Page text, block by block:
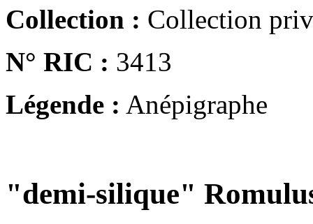
Collection : Collection
N° RIC : 3413
Légende : Anépigraphe
"demi-silique"